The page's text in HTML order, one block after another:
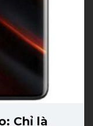
Chỉ là